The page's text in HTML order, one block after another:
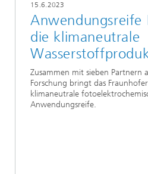
15.6.2023
Anwendungsreife
die klimaneutrale
Zusammen mit sieben Partnern
Forschung bringt das
klimaneutrale
Anwendungsreife.